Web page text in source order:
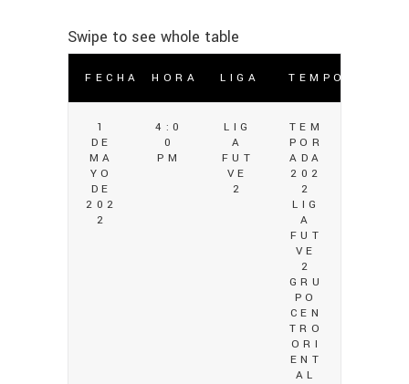
FECHA HORA LIGA TEMPORADA
1
DE
MA
YO
DE
202
2
4:0
0
PM
LIG
A
FUT
VE
2
TEM
POR
ADA
202
2
LIG
A
FUT
VE
2
GRU
PO
CEN
TRO
ORI
ENT
AL